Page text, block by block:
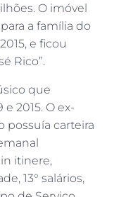
O imóvel
a família do
e ficou
Rico”.
que
2015. O ex-
possuía carteira
itinere,
13° salários,